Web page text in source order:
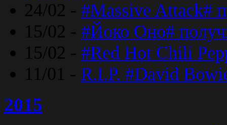
24/02 - #Massive Attack#
15/02 - #Йоко Оно#
15/02 - #Red Hot Chili
11/01 - R.I.P. #David
2015